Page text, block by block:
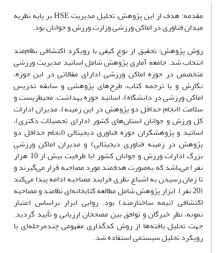
مقدمه: هدف از این پژوهش، تحلیل مدیریت HSE بر پایه نظریه
میدان فناوری در اماکن ورزشی وزارت ورزش و جوانان بود.
روش پژوهش: تحقیق از نوع کیفی با رویکرد اکتشافی نظام‌مند
انتخاب شد. جامعه آماری پژوهش شامل اساتید مدیریت ورزشی
متخصص در حوزه اماکن ورزشی (دارای مقالاتی در این حوزه،
نگارش و یا ترجمه کتاب، طرح‌های پژوهشی و سابقه تدریس
اماکن ورزشی در دانشگاه)، اساتید حوزه بهداشت، محیط‌زیست و
سلامت (انجام حداقل دو پژوهش در این زمینه)، مدیران ادارات
کل ورزش و جوانان استان‌های کشور (دارای تحصیلات دکتری)،
اساتید و پژوهشگران حوزه فناوری دیجیتالی (انجام حداقل دو
پژوهش در زمینه فناوری دیجیتالی) و مدیران اماکن ورزشی
بزرگ ادارات ورزش و جوانان کشور (با ظرفیت بیش از 10 هزار
نفر) می‌باشد که به‌صورت هدفمند مورد مصاحبه قرار می‌گیرند و
تا زمان رسیدن به اشباع نظری فرایند مصاحبه ادامه پیدا می‌کند
(20 نفر). ابزار پژوهش شامل مطالعه کتابخانه‌ای نظامند و مصاحبه
اکتشافی (نیمه ساختارمند) بود. روایی ابزار براساس اعتبار
نمونه، نظر خبرگان و توافق بین مصححان ارزیابی و تأیید گردید.
جهت تحلیل یافته‌ها از روش کدگذاری مفهومی چندمرحله‌ای با
رویکرد تحلیل سیستمی استفاده شد.